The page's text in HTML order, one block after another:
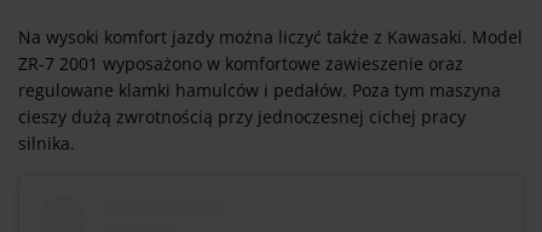
Na wysoki komfort jazdy można liczyć także z Kawasaki. Model
ZR-7 2001 wyposażono w komfortowe zawieszenie oraz
regulowane klamki hamulców i pedałów. Poza tym maszyna
cieszy dużą zwrotnością przy jednoczesnej cichej pracy
silnika.